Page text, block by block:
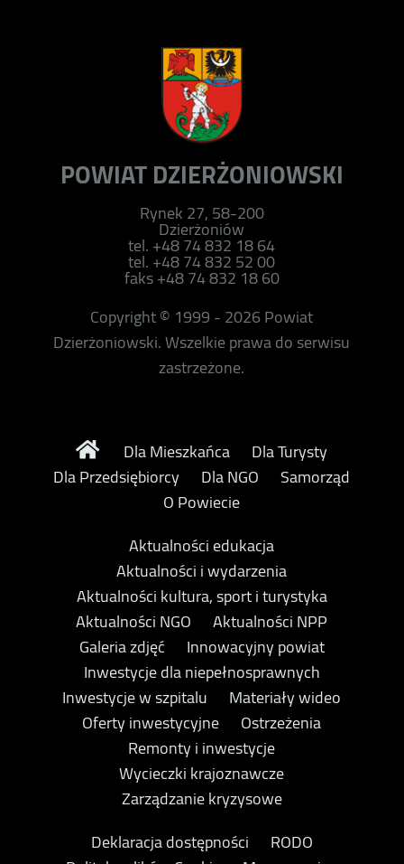
POWIAT DZIERŻONIOWSKI
Rynek 27, 58-200
Dzierżoniów
tel. +48 74 832 18 64
tel. +48 74 832 52 00
faks +48 74 832 18 60
Copyright © 1999 - 2026 Powiat
Dzierżoniowski. Wszelkie prawa do serwisu
zastrzeżone.
Dla Mieszkańca
Dla Turysty
Dla Przedsiębiorcy
Dla NGO
Samorząd
O Powiecie
Aktualności edukacja
Aktualności i wydarzenia
Aktualności kultura, sport i turystyka
Aktualności NGO
Aktualności NPP
Galeria zdjęć
Innowacyjny powiat
Inwestycje dla niepełnosprawnych
Inwestycje w szpitalu
Materiały wideo
Oferty inwestycyjne
Ostrzeżenia
Remonty i inwestycje
Wycieczki krajoznawcze
Zarządzanie kryzysowe
Deklaracja dostępności
RODO